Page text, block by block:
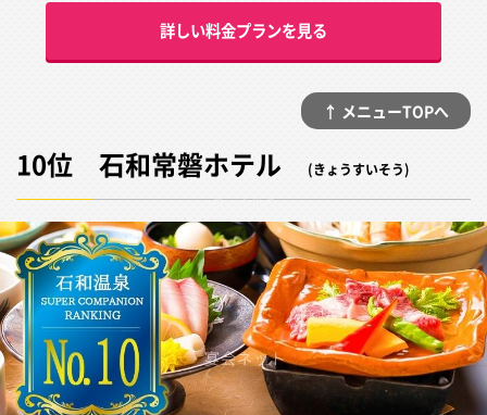
詳しい料金プランを見る
↑ メニューTOPへ
10位 石和常磐ホテル (きょうすいそう)